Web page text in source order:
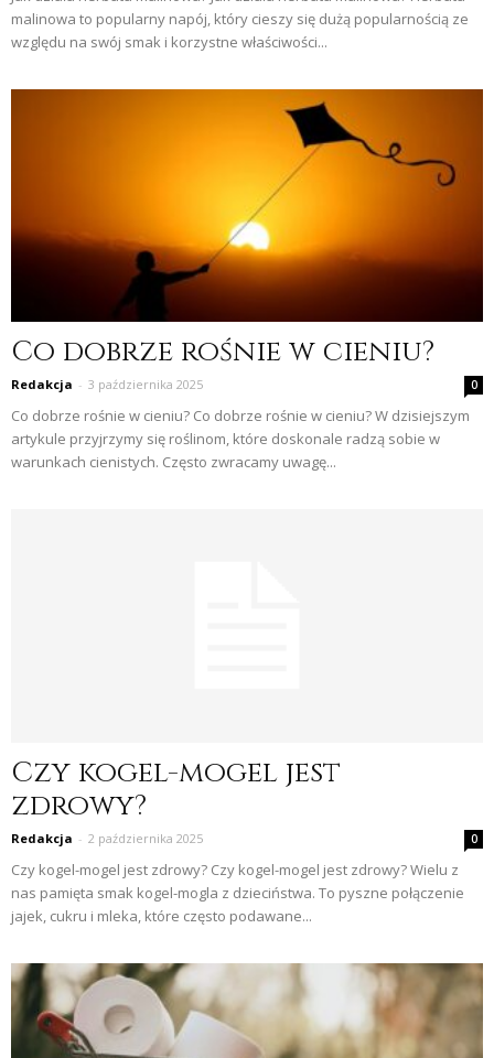
malinowa to popularny napój, który cieszy się dużą popularnością ze
względu na swój smak i korzystne właściwości...
Co dobrze rośnie w cieniu?
Redakcja - 3 października 2025 0
Co dobrze rośnie w cieniu? Co dobrze rośnie w cieniu? W dzisiejszym
artykule przyjrzymy się roślinom, które doskonale radzą sobie w
warunkach cienistych. Często zwracamy uwagę...
Czy kogel-mogel jest
zdrowy?
Redakcja - 2 października 2025 0
Czy kogel-mogel jest zdrowy? Czy kogel-mogel jest zdrowy? Wielu z
nas pamięta smak kogel-mogla z dzieciństwa. To pyszne połączenie
jajek, cukru i mleka, które często podawane...